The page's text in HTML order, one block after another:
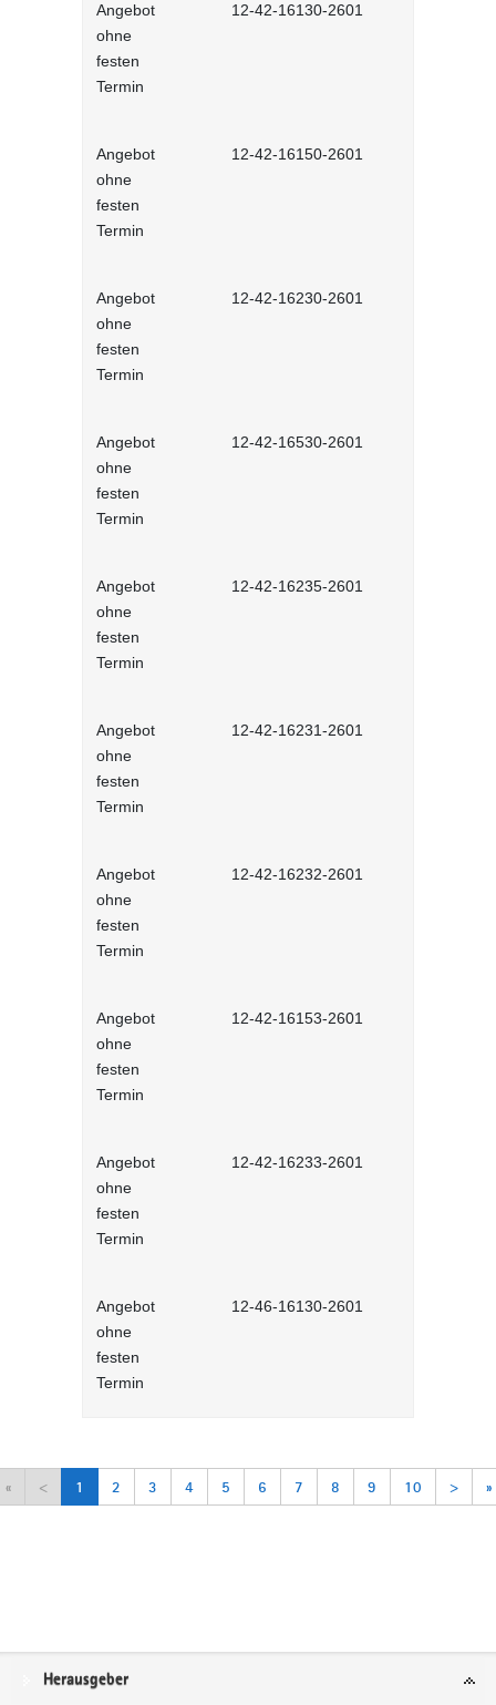
Angebot
ohne
festen
Termin
12-42-16130-2601
Angebot
ohne
festen
Termin
12-42-16150-2601
Angebot
ohne
festen
Termin
12-42-16230-2601
Angebot
ohne
festen
Termin
12-42-16530-2601
Angebot
ohne
festen
Termin
12-42-16235-2601
Angebot
ohne
festen
Termin
12-42-16231-2601
Angebot
ohne
festen
Termin
12-42-16232-2601
Angebot
ohne
festen
Termin
12-42-16153-2601
Angebot
ohne
festen
Termin
12-42-16233-2601
Angebot
ohne
festen
Termin
12-46-16130-2601
« < 1 2 3 4 5 6 7 8 9 10 > »
Service
Herausgeber